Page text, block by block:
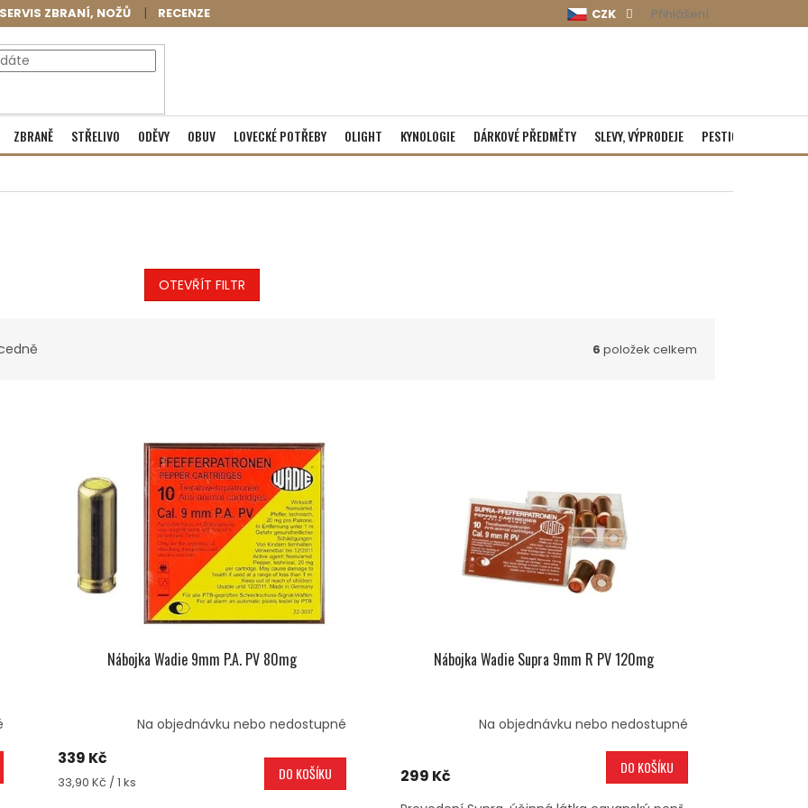
ZBRANÍ, NOŽŮ RECENZE CZK Přihlášení
NÁKUPNÍ
KOŠÍK
Prázdný košík
ZBRANĚ STŘELIVO ODĚVY OBUV LOVECKÉ POTŘEBY OLIGHT KYNOLOGIE DÁRKOVÉ PŘEDMĚTY SLEVY, VÝPRODEJE PESTICIDY
OTEVŘÍT FILTR
6 položek celkem
Nábojka Wadie 9mm P.A. PV 80mg
Na objednávku nebo nedostupné
339 Kč
Měrná
33,90 Kč / 1 ks DO KOŠÍKU
Nábojka Wadie Supra 9mm R PV 120mg
Na objednávku nebo nedostupné
299 Kč DO KOŠÍKU